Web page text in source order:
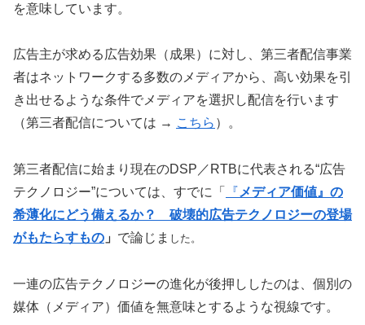
を意味しています。
広告主が求める広告効果（成果）に対し、第三者配信事業
者はネットワークする多数のメディアから、高い効果を引
き出せるような条件でメディアを選択し配信を行います
（第三者配信については → こちら ）。
第三者配信に始まり現在のDSP／RTBに代表される“広告
テクノロジー”については、すでに「
『 メディア価値』の
希薄化にどう備えるか？ 破壊的広告テクノロジーの登場
がもたらすもの 」 で論じま した。
一連の広告テクノロジーの進化が後押ししたのは、個別の
媒体（メディア）価値を無意味とするような視線です。